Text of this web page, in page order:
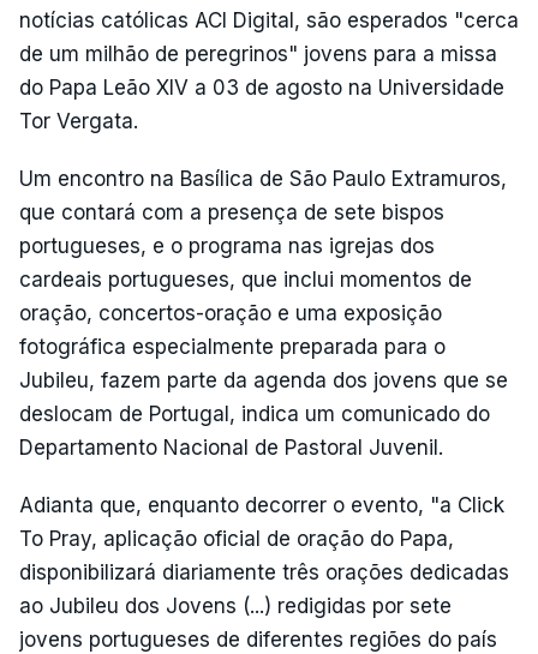
notícias católicas ACI Digital, são esperados "cerca
de um milhão de peregrinos" jovens para a missa
do Papa Leão XIV a 03 de agosto na Universidade
Tor Vergata.
Um encontro na Basílica de São Paulo Extramuros,
que contará com a presença de sete bispos
portugueses, e o programa nas igrejas dos
cardeais portugueses, que inclui momentos de
oração, concertos-oração e uma exposição
fotográfica especialmente preparada para o
Jubileu, fazem parte da agenda dos jovens que se
deslocam de Portugal, indica um comunicado do
Departamento Nacional de Pastoral Juvenil.
Adianta que, enquanto decorrer o evento, "a Click
To Pray, aplicação oficial de oração do Papa,
disponibilizará diariamente três orações dedicadas
ao Jubileu dos Jovens (...) redigidas por sete
jovens portugueses de diferentes regiões do país